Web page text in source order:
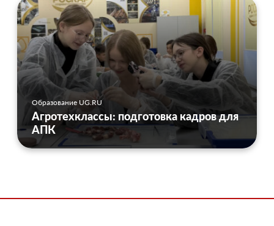
Образование UG.RU
Агротехклассы: подготовка кадров для
АПК